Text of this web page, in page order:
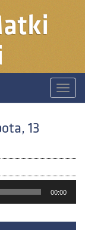
Toggle
13
00:00